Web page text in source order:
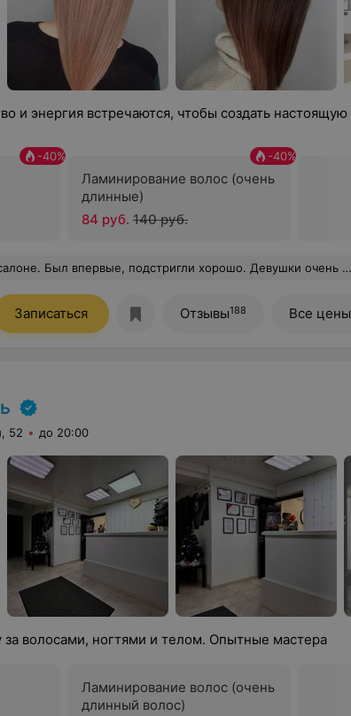
и энергия встречаются, чтобы создать настоящую
-40%
Ламинирование волос (очень
длинные)
-40%
84 руб. 140 руб.
подстригли хорошо. Девушки очень приятные, вежливые, аккуратные. В салоне чисто и аккуратно.
Записаться Отзывы188 Все цены
52 до 20:00
за волосами, ногтями и телом. Опытные мастера
Ламинирование волос (очень
длинный волос)